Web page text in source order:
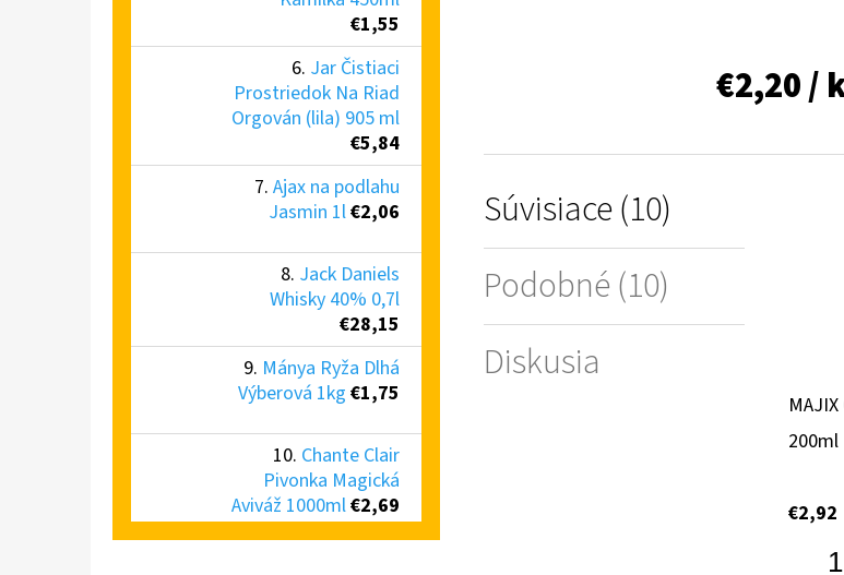
€1,55
Jar Čistiaci
Prostriedok Na Riad
Orgován (lila) 905 ml
€5,84
Ajax na podlahu
Jasmin 1l€2,06
Jack Daniels
Whisky 40% 0,7l
€28,15
Mánya Ryža Dlhá
Výberová 1kg €1,75
Chante Clair
Pivonka Magická
Aviváž 1000ml€2,69
€2,20/
Súvisiace (10)
Podobné (10)
Diskusia
200ml
€2,92